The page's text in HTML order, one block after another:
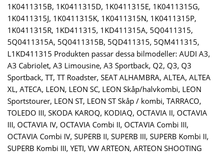
1K0411315B, 1K0411315D, 1K0411315E, 1K0411315G,
1K0411315J, 1K0411315K, 1K0411315N, 1K0411315P,
1K0411315R, 1KD411315, 1KD411315A, 5Q0411315,
5Q0411315A, 5Q0411315B, 5QD411315, 5QM411315,
L1KD411315 Produkten passar dessa bilmodeller: AUDI A3,
A3 Cabriolet, A3 Limousine, A3 Sportback, Q2, Q3, Q3
Sportback, TT, TT Roadster, SEAT ALHAMBRA, ALTEA, ALTEA
XL, ATECA, LEON, LEON SC, LEON Skåp/halvkombi, LEON
Sportstourer, LEON ST, LEON ST Skåp / kombi, TARRACO,
TOLEDO III, SKODA KAROQ, KODIAQ, OCTAVIA II, OCTAVIA
III, OCTAVIA IV, OCTAVIA Combi II, OCTAVIA Combi III,
OCTAVIA Combi IV, SUPERB II, SUPERB III, SUPERB Kombi II,
SUPERB Kombi III, YETI, VW ARTEON, ARTEON SHOOTING